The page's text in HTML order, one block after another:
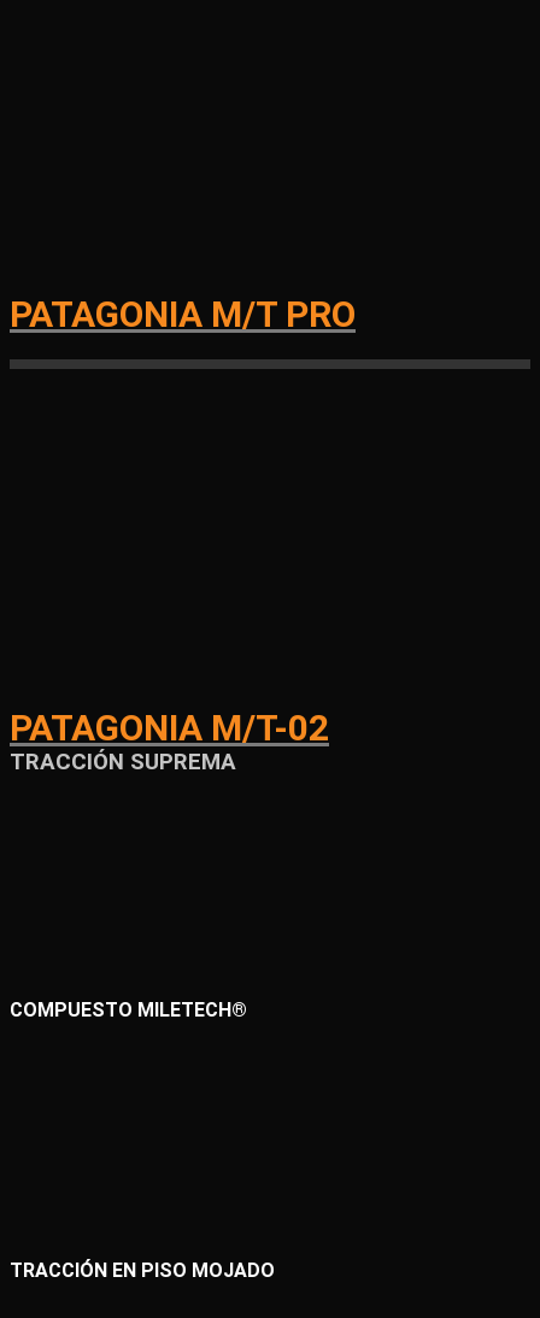
PATAGONIA M/T PRO
PATAGONIA M/T-02
TRACCIÓN SUPREMA
COMPUESTO MILETECH®
TRACCIÓN EN PISO MOJADO